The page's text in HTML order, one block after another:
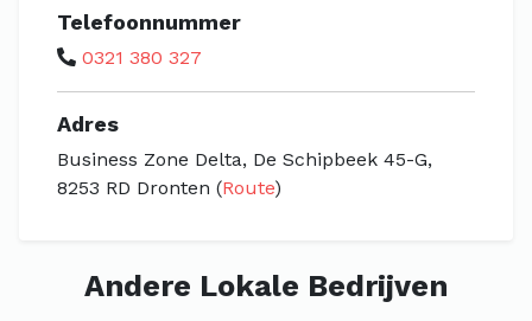
Telefoonnummer
0321 380 327
Adres
Business Zone Delta, De Schipbeek 45-G,
8253 RD Dronten (Route)
Andere Lokale Bedrijven